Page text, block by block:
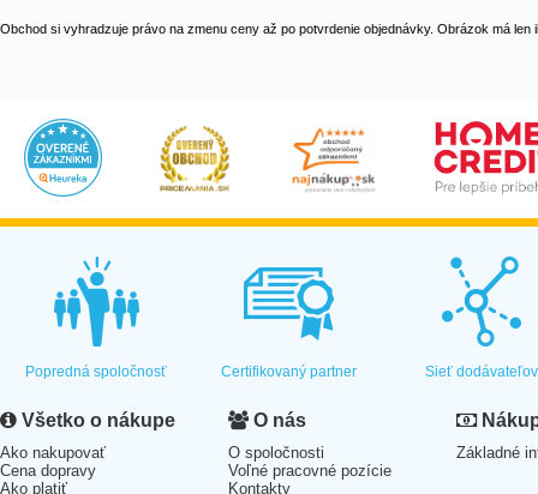
Obchod si vyhradzuje právo na zmenu ceny až po potvrdenie objednávky. Obrázok má len
Popredná spoločnosť Certifikovaný partner Sieť dodávateľov
Všetko o nákupe
Ako nakupovať
Cena dopravy
Ako platiť
O nás
O spoločnosti
Voľné pracovné pozície
Kontakty
Základné